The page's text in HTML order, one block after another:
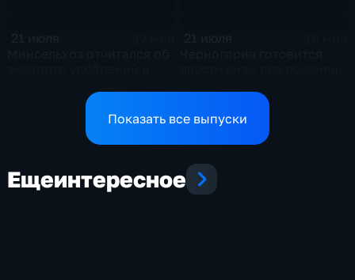
аграриев топливом
по экономике страны
Показать все выпуски
Ещеинтересное